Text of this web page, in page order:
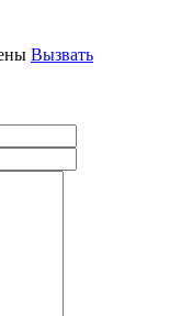
Вызвать